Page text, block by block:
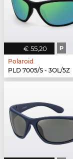
€ 55,20 P
Polaroid
PLD 7005/S - 3OL/5Z